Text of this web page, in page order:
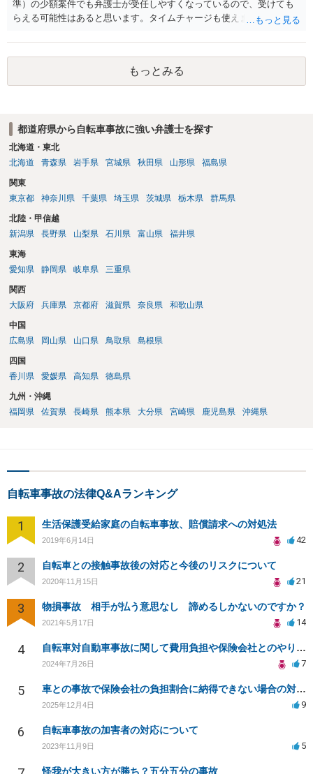
す。 例えば、原付の時価が２０万円で、修理費用が１０万円、当方の
過失割合が５割の場合、当方は、物損として５万円を請求できること
０００円を請求していくことになるでしょう。
準）の少額案件でも弁護士が受任しやすくなっているので、受けても
らえる可能性はあると思います。タイムチャージも使えます。また、
すので、保険会社にその点もお尋ねになっては如何でしょうか。
もっとみる
都道府県から自転車事故に強い弁護士を探す
北海道・東北
北海道
青森県 岩手県 宮城県 秋田県 山形県 福島県
関東
東京都
神奈川県 千葉県 埼玉県 茨城県 栃木県 群馬県
北陸・甲信越
新潟県
長野県 山梨県 石川県 富山県 福井県
東海
愛知県
静岡県 岐阜県 三重県
関西
大阪府
兵庫県 京都府 滋賀県 奈良県 和歌山県
中国
広島県
岡山県 山口県 鳥取県 島根県
四国
香川県
愛媛県 高知県 徳島県
九州・沖縄
福岡県
佐賀県 長崎県 熊本県 大分県 宮崎県 鹿児島県 沖縄県
自転車事故の法律Q&Aランキング
1 生活保護受給家庭の自転車事故、賠償請求への対処法
2019年6月14日 42
2 自転車との接触事故後の対応と今後のリスクについて
2020年11月15日 21
3 物損事故 相手が払う意思なし 諦めるしかないのですか？
2021年5月17日 14
4 自転車対自動車事故に関して費用負担や保険会社とのやり取りについて
2024年7月26日 7
5 車との事故で保険会社の負担割合に納得できない場合の対処法
2025年12月4日 9
6 自転車事故の加害者の対応について
2023年11月9日 5
怪我が大きい方が勝ち？五分五分の事故